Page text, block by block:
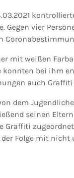
Gegen vier
mit weißen
konnten bei ihm
auch
dem
seinen
Folge mit